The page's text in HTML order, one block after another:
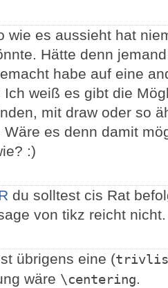
wie es aussieht hat
Hätte denn
habe auf eine
Ich weiß es gibt die
mit draw oder so
Wäre es denn damit
:)
du solltest cis Rat
von tikz reicht nicht.
übrigens eine (
wäre \centering.